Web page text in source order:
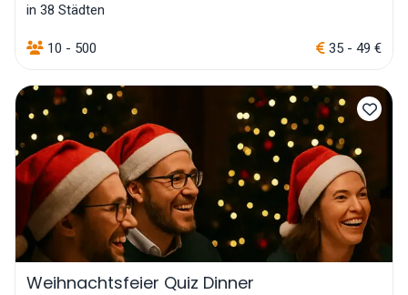
in 38 Städten
10 - 500 35 - 49 €
Weihnachtsfeier Quiz Dinner